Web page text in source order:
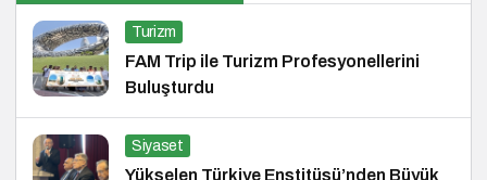
Turizm
FAM Trip ile Turizm Profesyonellerini
Buluşturdu
Siyaset
Yükselen Türkiye Enstitüsü’nden Büyük